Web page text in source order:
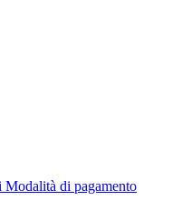
Modalità di pagamento